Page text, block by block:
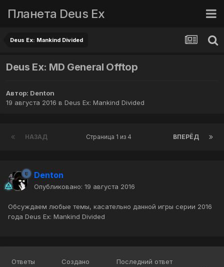
Планета Deus Ex
Deus Ex: Mankind Divided
Deus Ex: MD General Offtop
Автор: Denton
19 августа 2016 в Deus Ex: Mankind Divided
НАЗАД ВПЕРЁД
Страница 1 из 4
Denton
Опубликовано: 19 августа 2016
Обсуждаем любые темы, касательно данной игры серии 2016
года Deus Ex: Mankind Divided
Ответы Создано Последний ответ